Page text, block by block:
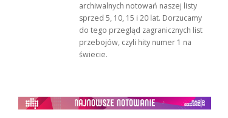
archiwalnych notowań naszej listy
sprzed 5, 10, 15 i 20 lat. Dorzucamy
do tego przegląd zagranicznych list
przebojów, czyli hity numer 1 na
świecie.